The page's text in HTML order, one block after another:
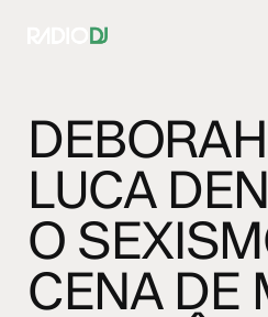
LUCA
O
CENA DE